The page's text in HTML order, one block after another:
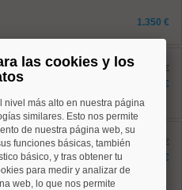
1.350 €
antes 3.000 €
2.850 €
antes 1.895 €
1.795 €
las cookies y los
nivel más alto en nuestra página
similares. Esto nos permite
de nuestra página web, su
funciones básicas, también
básico, y tras obtener tu
para medir y analizar de
web, lo que nos permite